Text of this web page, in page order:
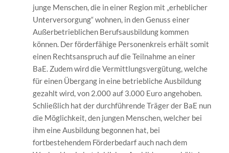
junge Menschen, die in einer Region mit „erheblicher
Unterversorgung“ wohnen, in den Genuss einer
Außerbetrieblichen Berufsausbildung kommen
können. Der förderfähige Personenkreis erhält somit
einen Rechtsanspruch auf die Teilnahme an einer
BaE. Zudem wird die Vermittlungsvergütung, welche
für einen Übergang in eine betriebliche Ausbildung
gezahlt wird, von 2.000 auf 3.000 Euro angehoben.
Schließlich hat der durchführende Träger der BaE nun
die Möglichkeit, den jungen Menschen, welcher bei
ihm eine Ausbildung begonnen hat, bei
fortbestehendem Förderbedarf auch nach dem